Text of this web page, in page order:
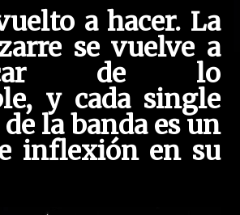
a hacer. La
se vuelve a
de lo
y cada single
la banda es un
inflexión en su